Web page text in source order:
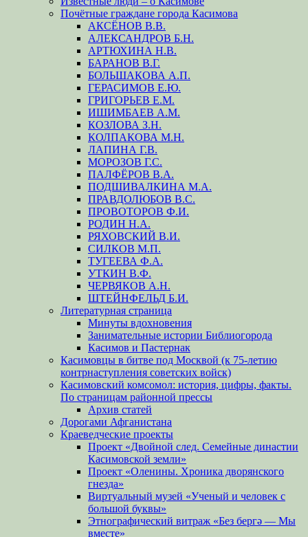
Почётные граждане города Касимова
АКСЁНОВ В.В.
АЛЕКСАНДРОВ Б.Н.
АРТЮХИНА Н.В.
БАРАНОВ В.Г.
БОЛЬШАКОВА А.П.
ГЕРАСИМОВ Е.Ю.
ГРИГОРЬЕВ Е.М.
ИШИМБАЕВ А.М.
КОЗЛОВА З.Н.
КОЛПАКОВА М.Н.
ЛАПИНА Г.В.
МОРОЗОВ Г.С.
ПАЛФЁРОВ В.А.
ПОДШИВАЛКИНА М.А.
ПРАВДОЛЮБОВ В.С.
ПРОВОТОРОВ Ф.И.
РОДИН Н.А.
РЯХОВСКИЙ В.И.
СИЛКОВ М.П.
ТУГЕЕВА Ф.А.
УТКИН В.Ф.
ЧЕРВЯКОВ А.Н.
ШТЕЙНФЕЛЬД Б.И.
Литературная страница
Минуты вдохновения
Занимательные истории Библиогорода
Касимов и Пастернак
Касимовцы в битве под Москвой (к 75-летию
контрнаступления советских войск)
Касимовский комсомол: история, цифры, факты.
По страницам районной прессы
Архив статей
Дорогами Афганистана
Краеведческие проекты
Проект «Двойной след. Семейные династии
Касимовской земли»
Проект «Оленины. Хроника дворянского
гнезда»
Виртуальный музей «Ученый и человек с
большой буквы»
Этнографический витраж «Без бергə — Мы
вместе»